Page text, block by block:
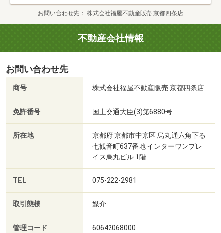
お問い合わせ先 株式会社福屋不動産販売 京都四条店
不動産会社情報
お問い合わせ先
商号 株式会社福屋不動産販売 京都四条店
免許番号 国土交通大臣(3)第6880号
所在地
京都府 京都市中京区 烏丸通六角下る
七観音町637番地 インターワンプレ
イス烏丸ビル 1階
TEL 075-222-2981
取引態様 媒介
管理コード 60642068000